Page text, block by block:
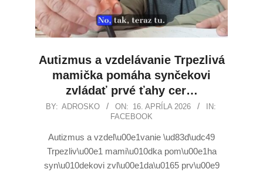
Autizmus a vzdelávanie Trpezlivá
mamička pomáha synčekovi
zvládať prvé ťahy cer…
BY: ADROSKO ON: 16. APRÍLA 2026
IN:
FACEBOOK
Autizmus a vzdel\u00e1vanie \ud83d\udc49
Trpezliv\u00e1 mami\u010dka pom\u00e1ha
syn\u010dekovi zvl\u00e1da\u0165 prv\u00e9